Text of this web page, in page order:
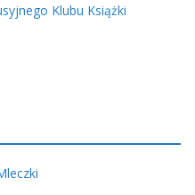
Klubu Książki